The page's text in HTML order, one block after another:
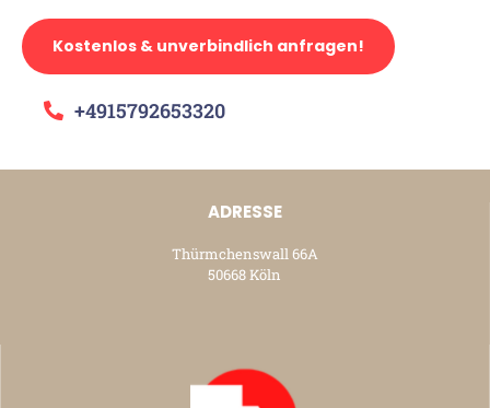
Kostenlos & unverbindlich anfragen!
+4915792653320
ADRESSE
Thürmchenswall 66A
50668 Köln